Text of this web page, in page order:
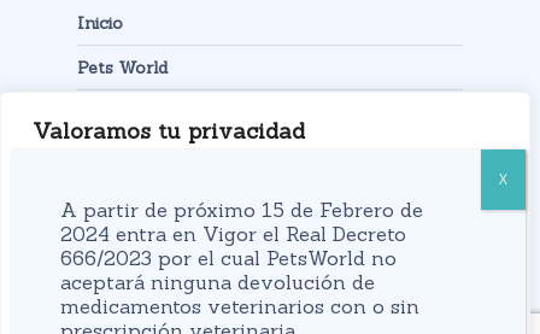
Valoramos tu privacidad
navegación, mostrarle anuncios o contenidos
personalizados y analizar nuestro tráfico. Al hacer clic
en “Aceptar todo” usted da su consentimiento a nuestro
uso de las cookies.
Inicio
Pets World
A partir de próximo 15 de Febrero de
2024 entra en Vigor el Real Decreto
666/2023 por el cual PetsWorld no
aceptará ninguna devolución de
medicamentos veterinarios con o sin